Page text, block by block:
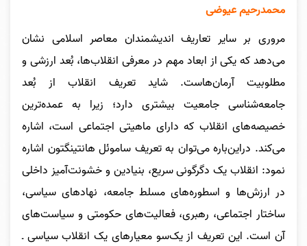
محمدرحیم عیوضی
مروری بر سایر تعاریف اندیشمندان معاصر اسلامی نشان
می‌دهد که یکی از ابعاد مهم در معرفی انقلاب‌ها، بُعد ارزشی و
مطلوبیت آرمان‌هاست. شاید تعریف انقلاب از بُعد
جامعه‌شناسی جامعیت بیشتری دارد؛ زیرا به عمده‌ترین
خصیصه‌های انقلاب که دارای ماهیتی اجتماعی است، اشاره
می‌کند. دراین‌باره می‌توان به تعریف ساموئل هانتینگتون اشاره
نمود: انقلاب یک دگرگونی سریع، بنیادین و خشونت‌آمیز داخلی
در ارزش‌ها و اسطوره‌های مسلط جامعه، نهادهای سیاسی،
ساختار اجتماعی، رهبری، فعالیت‌های حکومتی و سیاست‌های
آن است. این تعریف از یک‌سو معیارهای یک انقلاب سیاسی ـ